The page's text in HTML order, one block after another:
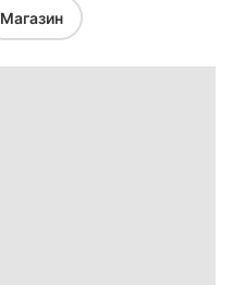
Магазин